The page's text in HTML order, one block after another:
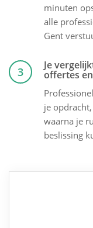
minuten
alle
Gent
3 Je
offertes
je
waarna je
beslissing